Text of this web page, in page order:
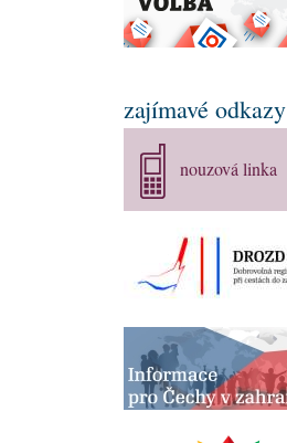
zajímavé odkazy
nouzová linka